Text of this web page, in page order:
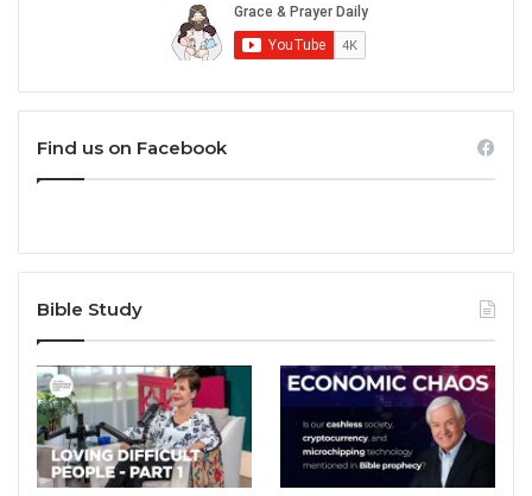
Find us on Facebook
Bible Study